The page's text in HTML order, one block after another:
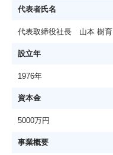
代表者氏名
代表取締役社長 山本 樹育
設立年
1976年
資本金
5000万円
事業概要